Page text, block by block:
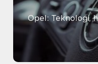
Opel: Teknologi,